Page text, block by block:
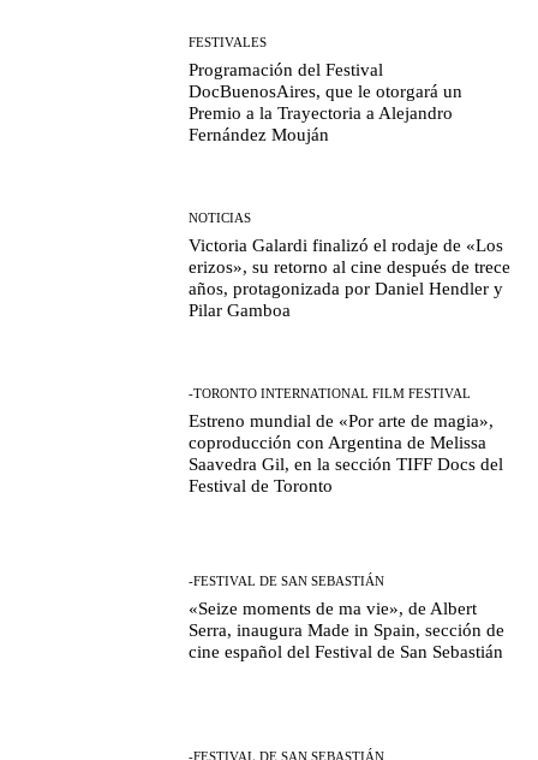
FESTIVALES
Programación del Festival
DocBuenosAires, que le otorgará un
Premio a la Trayectoria a Alejandro
Fernández Mouján
NOTICIAS
Victoria Galardi finalizó el rodaje de «Los
erizos», su retorno al cine después de trece
años, protagonizada por Daniel Hendler y
Pilar Gamboa
-TORONTO INTERNATIONAL FILM FESTIVAL
Estreno mundial de «Por arte de magia»,
coproducción con Argentina de Melissa
Saavedra Gil, en la sección TIFF Docs del
Festival de Toronto
-FESTIVAL DE SAN SEBASTIÁN
«Seize moments de ma vie», de Albert
Serra, inaugura Made in Spain, sección de
cine español del Festival de San Sebastián
-FESTIVAL DE SAN SEBASTIÁN